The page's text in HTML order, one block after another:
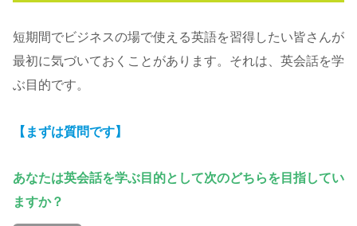
短期間でビジネスの場で使える英語を習得したい皆さんが
最初に気づいておくことがあります。それは、英会話を学
ぶ目的です。
【まずは質問です】
あなたは英会話を学ぶ目的として次のどちらを目指してい
ますか？